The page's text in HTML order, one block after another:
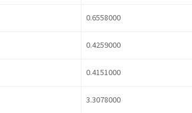
0.6558000
0.4259000
0.4151000
3.3078000